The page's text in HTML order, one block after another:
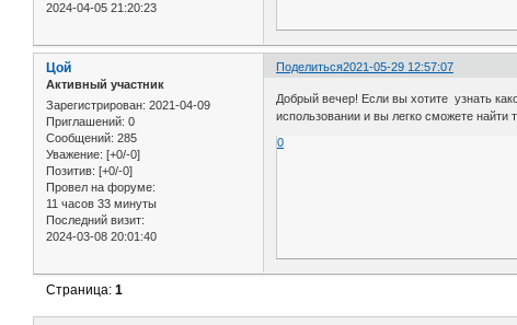
2024-04-05 21:20:23
Поделиться2021-05-29 12:57:07
Цой
Активный участник
Зарегистрирован: 2021-04-09
Приглашений: 0
Сообщений: 285
Уважение: [+0/-0]
Позитив: [+0/-0]
Провел на форуме:
11 часов 33 минуты
Последний визит:
2024-03-08 20:01:40
Добрый вечер! Если вы хотите узнать
использовании и вы легко сможете
0
Страница:1